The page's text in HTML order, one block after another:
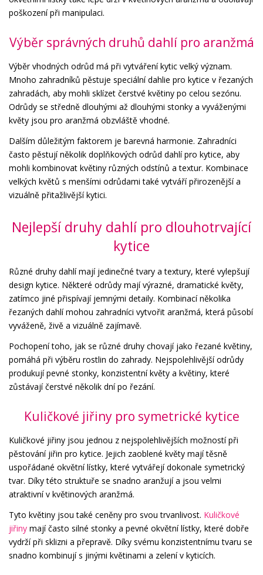
poškození při manipulaci.
Výběr správných druhů dahlí pro aranžmá
Výběr vhodných odrůd má při vytváření kytic velký význam.
Mnoho zahradníků pěstuje speciální dahlie pro kytice v řezaných
zahradách, aby mohli sklízet čerstvé květiny po celou sezónu.
Odrůdy se středně dlouhými až dlouhými stonky a vyváženými
květy jsou pro aranžmá obzvláště vhodné.
Dalším důležitým faktorem je barevná harmonie. Zahradníci
často pěstují několik doplňkových odrůd dahlí pro kytice, aby
mohli kombinovat květiny různých odstínů a textur. Kombinace
velkých květů s menšími odrůdami také vytváří přirozenější a
vizuálně přitažlivější kytici.
Nejlepší druhy dahlí pro dlouhotrvající
kytice
Různé druhy dahlí mají jedinečné tvary a textury, které vylepšují
design kytice. Některé odrůdy mají výrazné, dramatické květy,
zatímco jiné přispívají jemnými detaily. Kombinací několika
řezaných dahlí mohou zahradníci vytvořit aranžmá, která působí
vyváženě, živě a vizuálně zajímavě.
Pochopení toho, jak se různé druhy chovají jako řezané květiny,
pomáhá při výběru rostlin do zahrady. Nejspolehlivější odrůdy
produkují pevné stonky, konzistentní květy a květiny, které
zůstávají čerstvé několik dní po řezání.
Kuličkové jiřiny pro symetrické kytice
Kuličkové jiřiny jsou jednou z nejspolehlivějších možností při
pěstování jiřin pro kytice. Jejich zaoblené květy mají těsně
uspořádané okvětní lístky, které vytvářejí dokonale symetrický
tvar. Díky této struktuře se snadno aranžují a jsou velmi
atraktivní v květinových aranžmá.
Tyto květiny jsou také ceněny pro svou trvanlivost. Kuličkové
jiřiny mají často silné stonky a pevné okvětní lístky, které dobře
vydrží při sklizni a přepravě. Díky svému konzistentnímu tvaru se
snadno kombinují s jinými květinami a zelení v kyticích.